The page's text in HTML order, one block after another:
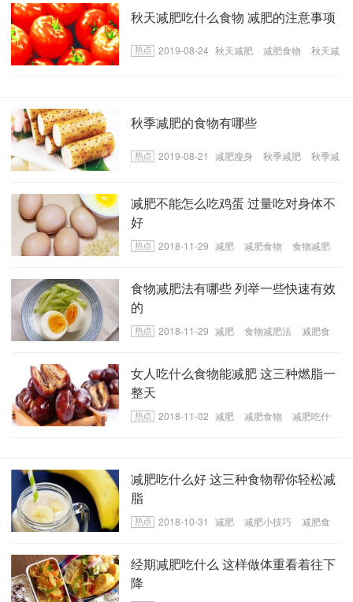
秋天减肥吃什么食物 减肥的注意事项
2019-08-24 秋天减肥 减肥食物
秋天减
秋季减肥的食物有哪些
2019-08-21 减肥瘦身 秋季减肥
秋季减
减肥不能怎么吃鸡蛋 过量吃对身体不
好
2018-11-29 减肥 减肥食物
食物减肥
食物减肥法有哪些 列举一些快速有效
的
2018-11-29 减肥 食物减肥法
减肥食
女人吃什么食物能减肥 这三种燃脂一
整天
2018-11-02 减肥 减肥食物
减肥吃什
减肥吃什么好 这三种食物帮你轻松减
脂
2018-10-31 减肥 减肥小技巧
减肥食
经期减肥吃什么 这样做体重看着往下
降